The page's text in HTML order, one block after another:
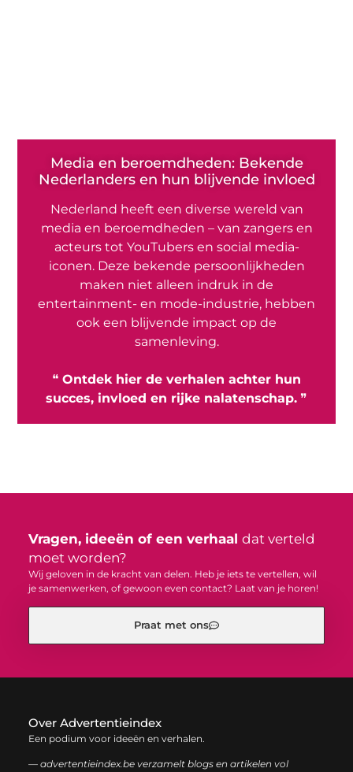
Media en beroemdheden: Bekende
Nederlanders en hun blijvende invloed
Nederland heeft een diverse wereld van
media en beroemdheden – van zangers en
acteurs tot YouTubers en social media-
iconen. Deze bekende persoonlijkheden
maken niet alleen indruk in de
entertainment- en mode-industrie, hebben
ook een blijvende impact op de
samenleving.
❝ Ontdek hier de verhalen achter hun
succes, invloed en rijke nalatenschap. ❞
Vragen, ideeën of een verhaal dat verteld
moet worden?
Wij geloven in de kracht van delen. Heb je iets te vertellen, wil
je samenwerken, of gewoon even contact? Laat van je horen!
Praat met ons
Over Advertentieindex
Een podium voor ideeën en verhalen.
— advertentieindex.be verzamelt blogs en artikelen vol